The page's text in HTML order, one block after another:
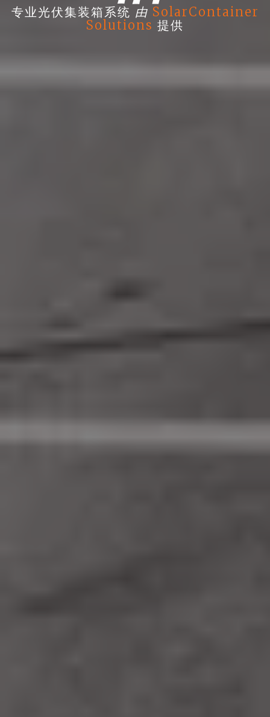
专业光伏集装箱系统 由 SolarContainer
Solutions 提供